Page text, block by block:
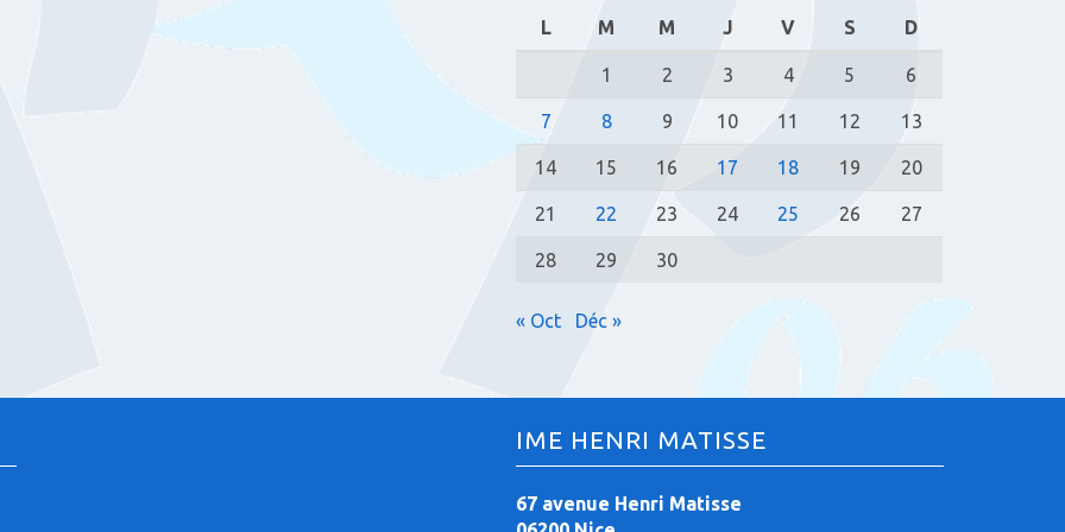
L M M J V S D
1 2 3 4 5 6
7 8 9 10 11 12 13
14 15 16 17 18 19 20
21 22 23 24 25 26 27
28 29 30
« Oct Déc »
IME HENRI MATISSE
67 avenue Henri Matisse